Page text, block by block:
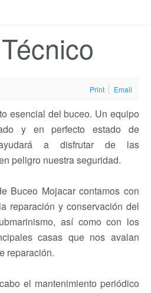
Print Email
esencial del buceo. Un equipo
y en perfecto estado de
a disfrutar de las
peligro nuestra seguridad.
Buceo Mojacar contamos con
reparación y conservación del
así como con los
casas que nos avalan
reparación.
el mantenimiento periódico